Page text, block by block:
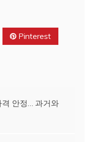
Pinterest
안정… 과거와